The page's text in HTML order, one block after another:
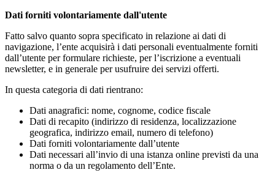
Dati forniti volontariamente dall'utente
Fatto salvo quanto sopra specificato in relazione ai dati di
navigazione, l’ente acquisirà i dati personali eventualmente forniti
dall’utente per formulare richieste, per l’iscrizione a eventuali
newsletter, e in generale per usufruire dei servizi offerti.
In questa categoria di dati rientrano:
Dati anagrafici: nome, cognome, codice fiscale
Dati di recapito (indirizzo di residenza, localizzazione
geografica, indirizzo email, numero di telefono)
Dati forniti volontariamente dall’utente
Dati necessari all’invio di una istanza online previsti da una
norma o da un regolamento dell’Ente.